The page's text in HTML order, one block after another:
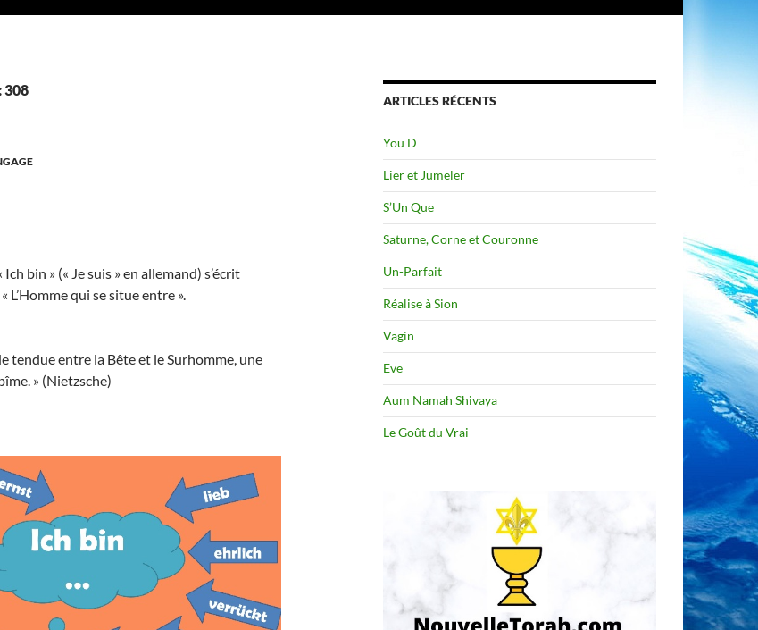
308
bin » (« Je suis » en allemand) s’écrit
L’Homme qui se situe entre ».
tendue entre la Bête et le Surhomme, une
» (Nietzsche)
ARTICLES RÉCENTS
You D
Lier et Jumeler
S’Un Que
Saturne, Corne et Couronne
Un-Parfait
Réalise à Sion
Vagin
Eve
Aum Namah Shivaya
Le Goût du Vrai